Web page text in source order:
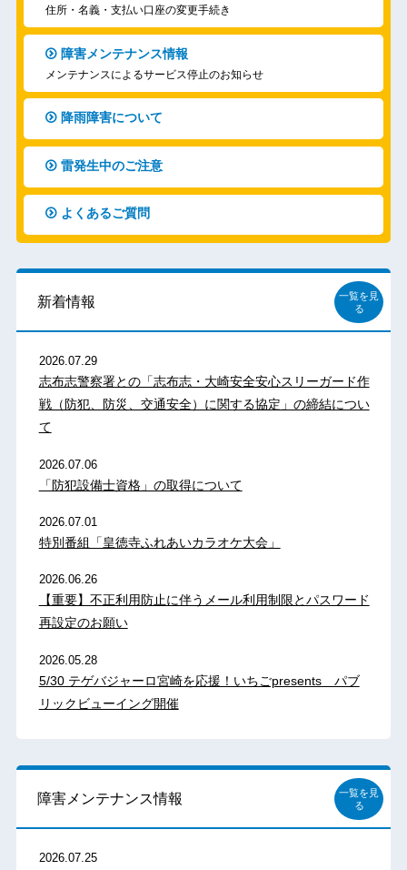
住所・名義・支払い口座の変更手続き
障害メンテナンス情報
メンテナンスによるサービス停止のお知らせ
降雨障害について
雷発生中のご注意
よくあるご質問
新着情報
一覧を見
る
2026.07.29
志布志警察署との「志布志・大崎安全安心スリーガード作
戦（防犯、防災、交通安全）に関する協定」の締結につい
て
2026.07.06
「防犯設備士資格」の取得について
2026.07.01
特別番組「皇徳寺ふれあいカラオケ大会」
2026.06.26
【重要】不正利用防止に伴うメール利用制限とパスワード
再設定のお願い
2026.05.28
5/30 テゲバジャーロ宮崎を応援！いちごpresents パブ
リックビューイング開催
障害メンテナンス情報
一覧を見
る
2026.07.25